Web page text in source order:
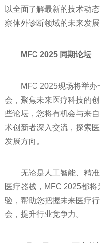
以全面了解最新的技术动
察体外诊断领域的未来发展
MFC 2025 同期论坛
MFC 2025现场将举
会，聚焦未来医疗科技的
些论坛，您将有机会与来
术创新者深入交流，探索
发展方向。
无论是人工智能、精
医疗器械，MFC 2025都
验，帮助您把握未来医疗
会，提升行业竞争力。